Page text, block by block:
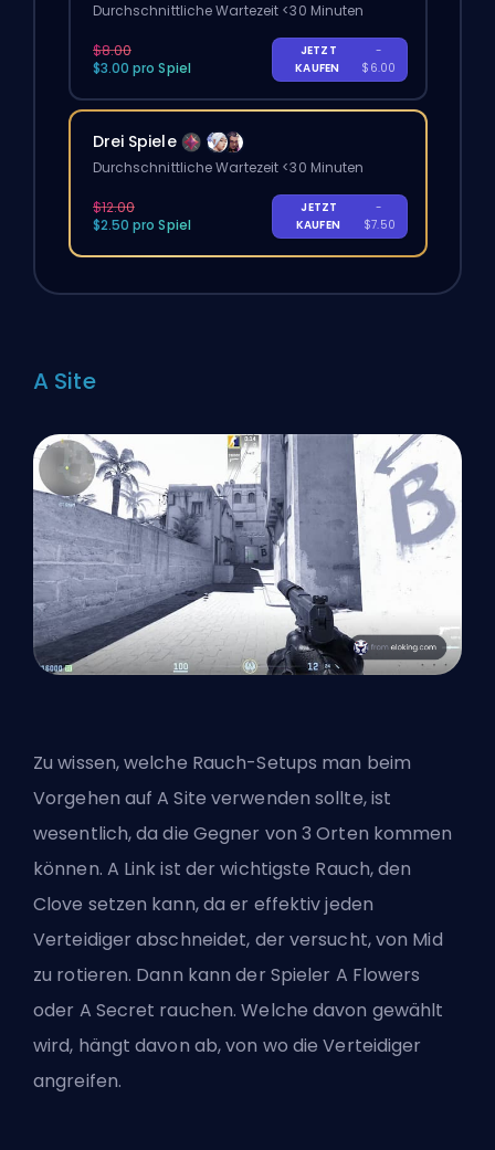
Durchschnittliche Wartezeit <30 Minuten
$8.00
$3.00 pro Spiel
JETZT
KAUFEN
-
$6.00
Drei Spiele
Durchschnittliche Wartezeit <30 Minuten
$12.00
$2.50 pro Spiel
JETZT
KAUFEN
-
$7.50
A Site
Zu wissen, welche Rauch-Setups man beim
Vorgehen auf A Site verwenden sollte, ist
wesentlich, da die Gegner von 3 Orten kommen
können. A Link ist der wichtigste Rauch, den
Clove setzen kann, da er effektiv jeden
Verteidiger abschneidet, der versucht, von Mid
zu rotieren. Dann kann der Spieler A Flowers
oder A Secret rauchen. Welche davon gewählt
wird, hängt davon ab, von wo die Verteidiger
angreifen.